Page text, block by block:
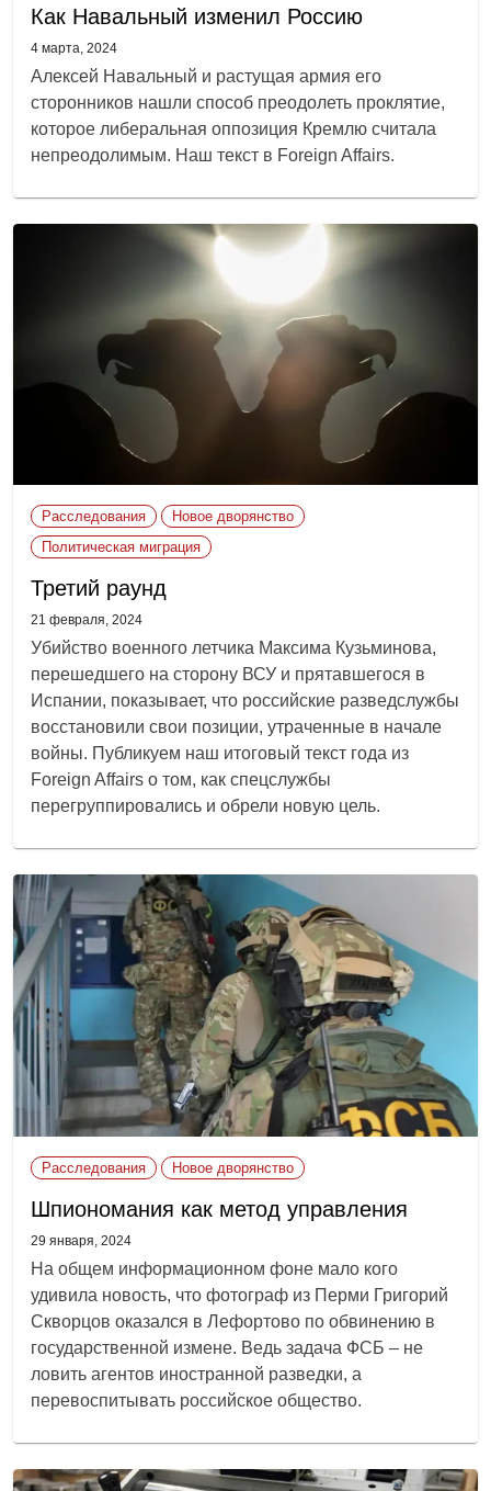
Как Навальный изменил Россию
4 марта, 2024
Алексей Навальный и растущая армия его
сторонников нашли способ преодолеть проклятие,
которое либеральная оппозиция Кремлю считала
непреодолимым. Наш текст в Foreign Affairs.
Расследования
Новое дворянство
Политическая миграция
Третий раунд
21 февраля, 2024
Убийство военного летчика Максима Кузьминова,
перешедшего на сторону ВСУ и прятавшегося в
Испании, показывает, что российские разведслужбы
восстановили свои позиции, утраченные в начале
войны. Публикуем наш итоговый текст года из
Foreign Affairs о том, как спецслужбы
перегруппировались и обрели новую цель.
Расследования Новое дворянство
Шпиономания как метод управления
29 января, 2024
На общем информационном фоне мало кого
удивила новость, что фотограф из Перми Григорий
Скворцов оказался в Лефортово по обвинению в
государственной измене. Ведь задача ФСБ – не
ловить агентов иностранной разведки, а
перевоспитывать российское общество.